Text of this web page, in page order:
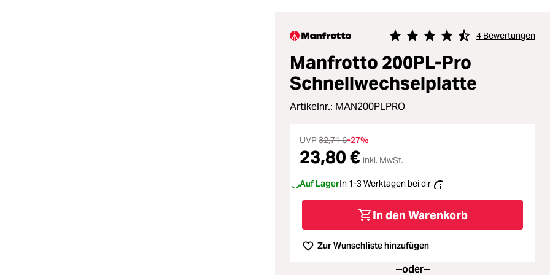
Durchschnittliche Bewertung von
4 Bewertungen
Manfrotto 200PL-Pro
Schnellwechselplatte
Artikelnr.: MAN200PLPRO
UVP32,71 €-27%
23,80 € inkl. MwSt.
Auf LagerIn 1-3 Werktagen bei dir
In den Warenkorb
Zur Wunschliste hinzufügen
oder